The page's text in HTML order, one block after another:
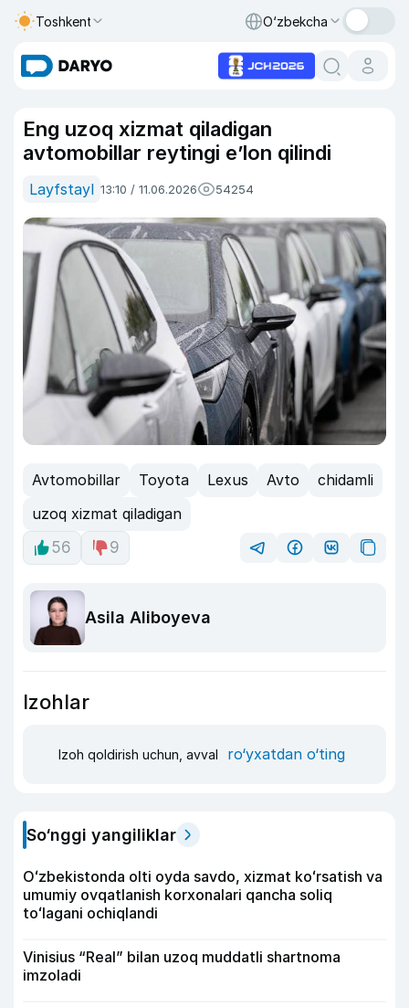
Toshkent O‘zbekcha
Eng uzoq xizmat qiladigan
avtomobillar reytingi e’lon qilindi
Layfstayl 13:10 / 11.06.2026 54254
Avtomobillar Toyota Lexus Avto
chidamli
uzoq xizmat qiladigan
56
9
Asila Aliboyeva
Izohlar
Izoh qoldirish uchun, avval ro‘yxatdan o‘ting
So‘nggi yangiliklar
Oʻzbekistonda olti oyda savdo, xizmat koʻrsatish va
umumiy ovqatlanish korxonalari qancha soliq
toʻlagani ochiqlandi
Vinisius “Real” bilan uzoq muddatli shartnoma
imzoladi